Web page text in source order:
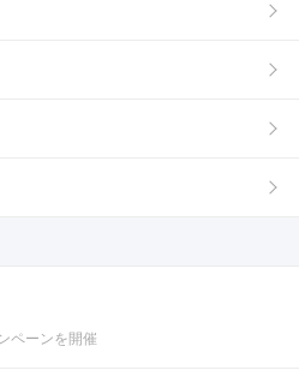
ペーンを開催